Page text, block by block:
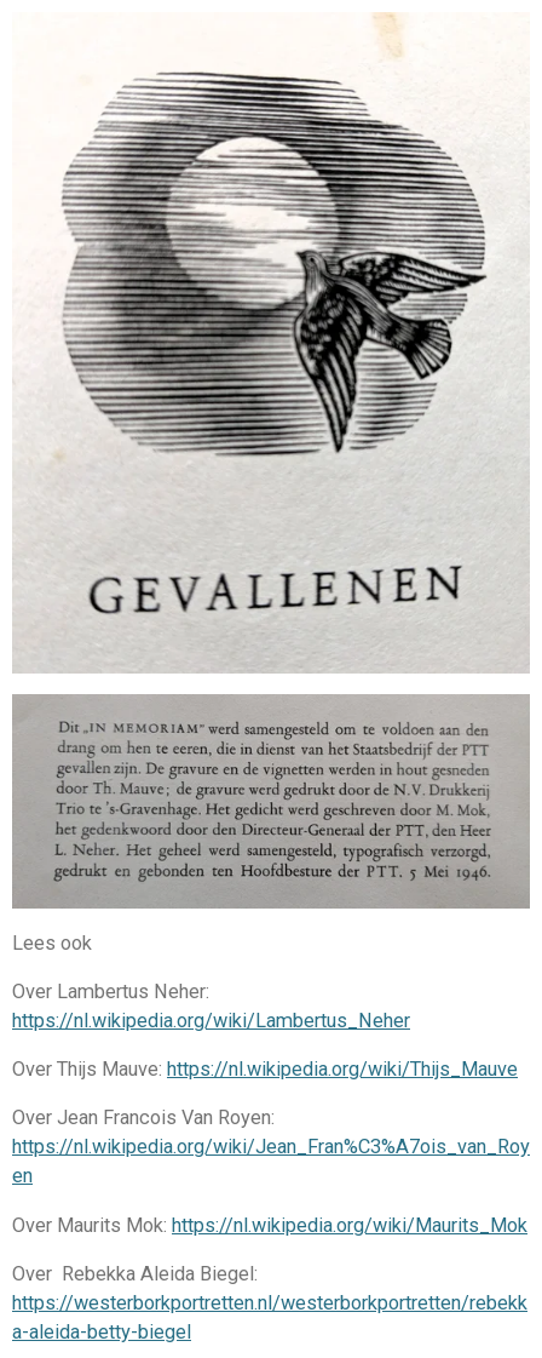
Lees ook
Over Lambertus Neher:
https://nl.wikipedia.org/wiki/Lambertus_Neher
Over Thijs Mauve: https://nl.wikipedia.org/wiki/Thijs_Mauve
Over Jean Francois Van Royen:
https://nl.wikipedia.org/wiki/Jean_Fran%C3%A7ois_van_Roy
en
Over Maurits Mok: https://nl.wikipedia.org/wiki/Maurits_Mok
Over Rebekka Aleida Biegel:
https://westerborkportretten.nl/westerborkportretten/rebekk
a-aleida-betty-biegel